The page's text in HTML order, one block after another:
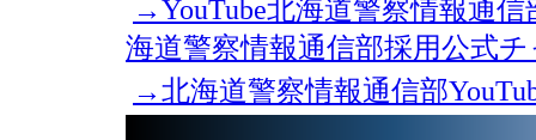
→YouTube北海道警察情報通
海道警察情報通信部採用公式
→北海道警察情報通信部